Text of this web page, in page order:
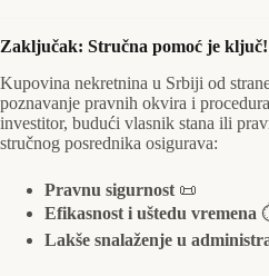
Zaključak: Stručna pomoć je ključ!
Kupovina nekretnina u Srbiji od
poznavanje pravnih okvira i
investitor, budući vlasnik stana ili
stručnog posrednika osigurava:
Pravnu sigurnost 📜
Efikasnost i uštedu vremena
Lakše snalaženje u